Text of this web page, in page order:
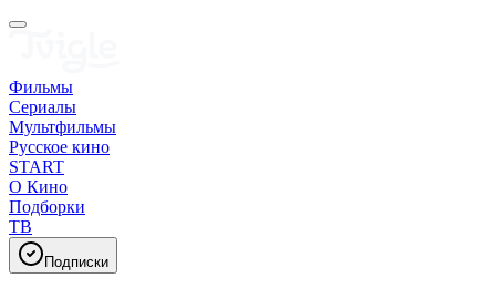
Фильмы
Сериалы
Мультфильмы
Русское кино
START
О Кино
Подборки
ТВ
Подписки